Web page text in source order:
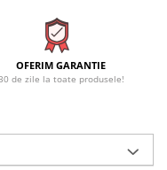
OFERIM GARANTIE
de zile la toate produsele!